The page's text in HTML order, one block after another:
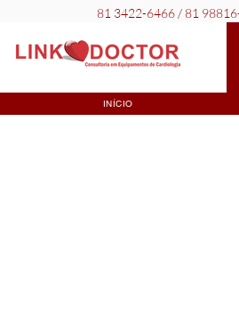
81 3422-6466 / 81
INÍCIO